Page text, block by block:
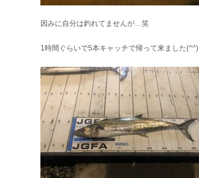
因みに自分は釣れてませんが…笑
1時間ぐらいで5本キャッチで帰って来ました(^^)